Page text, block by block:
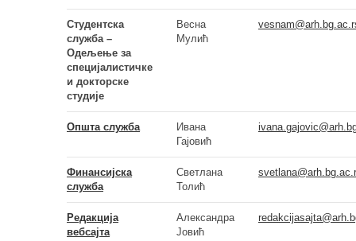
Студентска
служба –
Одељење за
специјалистичке
и докторске
студије
Весна
Мулић
Општа служба
Ивана
Гајовић
Финансијска
служба
Светлана
Толић
Редакција
вебсајта
Александра
Јовић